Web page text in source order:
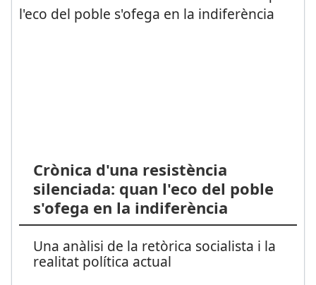
Crònica d'una resistència
silenciada: quan l'eco del poble
s'ofega en la indiferència
Una anàlisi de la retòrica socialista i la
realitat política actual